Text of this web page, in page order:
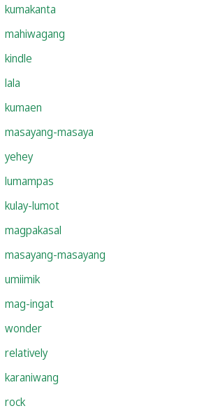
kumakanta
mahiwagang
kindle
lala
kumaen
masayang-masaya
yehey
lumampas
kulay-lumot
magpakasal
masayang-masayang
umiimik
mag-ingat
wonder
relatively
karaniwang
rock